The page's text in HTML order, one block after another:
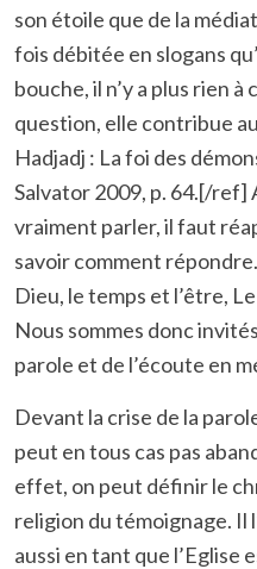
son étoile que de la
fois débitée en slogans
bouche, il n’y a plus rien
question, elle contribue
Hadjadj : La foi des
Salvator 2009, p. 64.[/ref]
vraiment parler, il faut
savoir comment
Dieu, le temps et l’être,
Nous sommes donc
parole et de l’écoute en
Devant la crise de la
peut en tous cas pas
effet, on peut définir le
religion du témoignage. Il
aussi en tant que l’Eglise